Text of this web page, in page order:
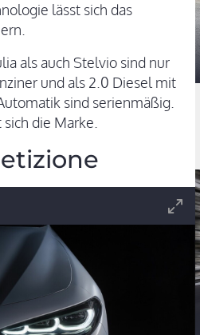
lässt sich das
als auch Stelvio sind nur
und als 2.0 Diesel mit
sind serienmäßig.
die Marke.